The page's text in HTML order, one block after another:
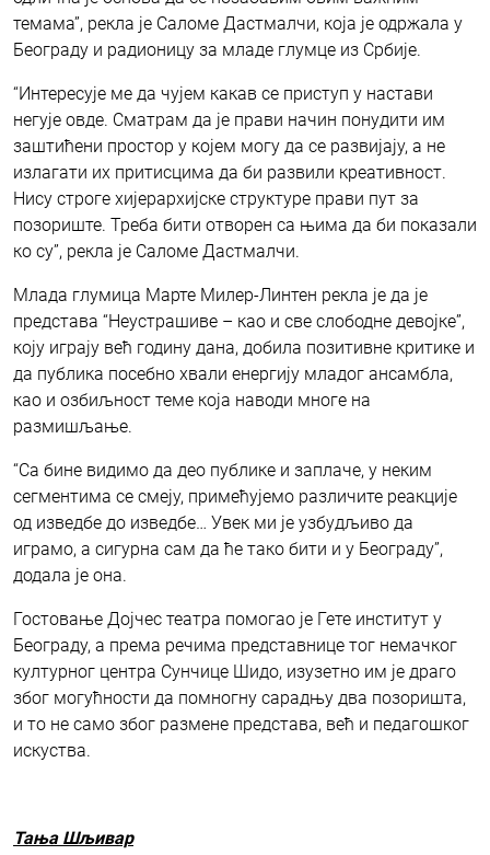
темама”, рекла је Саломе Дастмалчи, која је одржала у
Београду и радионицу за младе глумце из Србије.
“Интересује ме да чујем какав се приступ у настави
негује овде. Сматрам да је прави начин понудити им
заштићени простор у којем могу да се развијају, а не
излагати их притисцима да би развили креативност.
Нису строге хијерархијске структуре прави пут за
позориште. Треба бити отворен са њима да би показали
ко су”, рекла је Саломе Дастмалчи.
Млада глумица Марте Милер-Линтен рекла је да је
представа “Неустрашиве – као и све слободне девојке”,
коју играју већ годину дана, добила позитивне критике и
да публика посебно хвали енергију младог ансамбла,
као и озбиљност теме која наводи многе на
размишљање.
“Са бине видимо да део публике и заплаче, у неким
сегментима се смеју, примећујемо различите реакције
од изведбе до изведбе… Увек ми је узбудљиво да
играмо, а сигурна сам да ће тако бити и у Београду”,
додала је она.
Гостовање Дојчес театра помогао је Гете институт у
Београду, а према речима представнице тог немачког
културног центра Сунчице Шидо, изузетно им је драго
због могућности да помногну сарадњу два позоришта,
и то не само због размене представа, већ и педагошког
искуства.
Тања Шљивар